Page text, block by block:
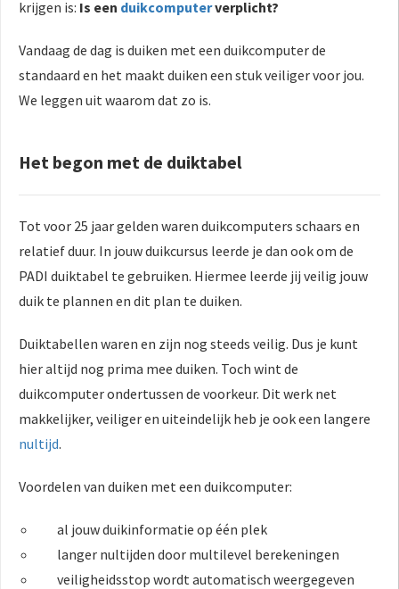
krijgen is: Is een duikcomputerverplicht?
Vandaag de dag is duiken met een duikcomputer de
standaard en het maakt duiken een stuk veiliger voor jou.
We leggen uit waarom dat zo is.
Het begon met de duiktabel
Tot voor 25 jaar gelden waren duikcomputers schaars en
relatief duur. In jouw duikcursus leerde je dan ook om de
PADI duiktabel te gebruiken. Hiermee leerde jij veilig jouw
duik te plannen en dit plan te duiken.
Duiktabellen waren en zijn nog steeds veilig. Dus je kunt
hier altijd nog prima mee duiken. Toch wint de
duikcomputer ondertussen de voorkeur. Dit werk net
makkelijker, veiliger en uiteindelijk heb je ook een langere
nultijd.
Voordelen van duiken met een duikcomputer:
al jouw duikinformatie op één plek
langer nultijden door multilevel berekeningen
veiligheidsstop wordt automatisch weergegeven